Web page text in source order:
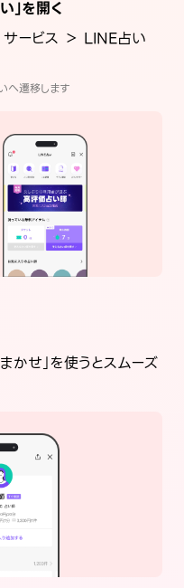
」を開く
ービス ＞ LINE占い
へ遷移します
かせ」を使うとスムーズ